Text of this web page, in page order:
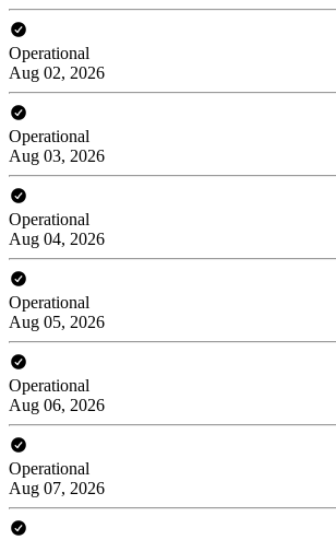
Operational
Aug 02, 2026
Operational
Aug 03, 2026
Operational
Aug 04, 2026
Operational
Aug 05, 2026
Operational
Aug 06, 2026
Operational
Aug 07, 2026